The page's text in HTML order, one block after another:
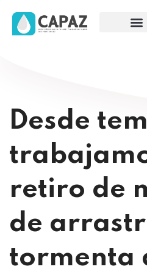
Desde
retiro de
de
tormenta